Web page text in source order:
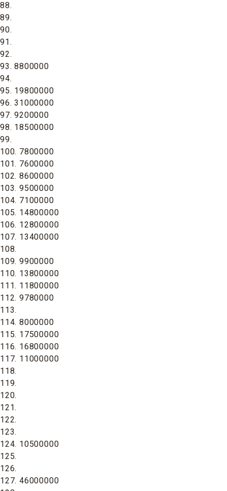
88.
89.
90.
91.
92.
93. 8800000
94.
95. 19800000
96. 31000000
97. 9200000
98. 18500000
99.
100. 7800000
101. 7600000
102. 8600000
103. 9500000
104. 7100000
105. 14800000
106. 12800000
107. 13400000
108.
109. 9900000
110. 13800000
111. 11800000
112. 9780000
113.
114. 8000000
115. 17500000
116. 16800000
117. 11000000
118.
119.
120.
121.
122.
123.
124. 10500000
125.
126.
127. 46000000